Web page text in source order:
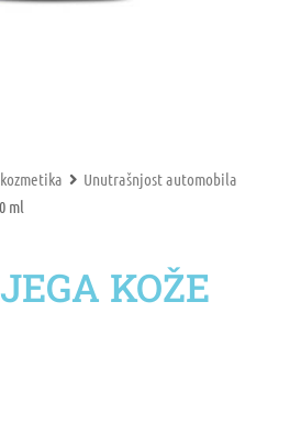
Unutrašnjost automobila
ml
KOŽE